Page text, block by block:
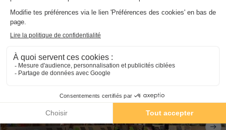
Camping Tikayan Les Palmiers ★★★★
Provence-alpes-côte D'azur,Hyères
Du 10 au 17 oct., 7 nuits, à partir de